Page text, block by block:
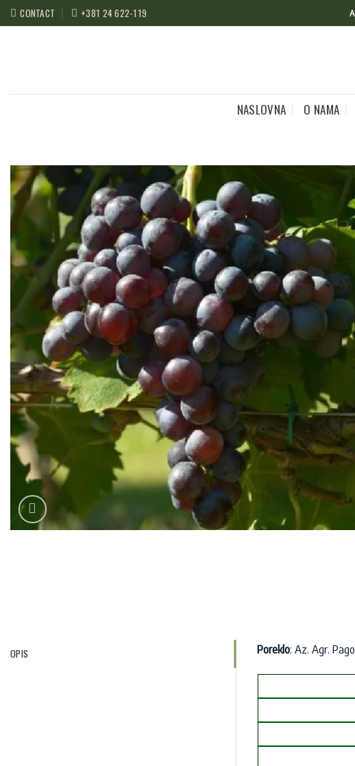
Preskoči
na
CONTACT +381 24 622-119
NASLOVNA O NAMA
OPIS Poreklo: Az. Agr.